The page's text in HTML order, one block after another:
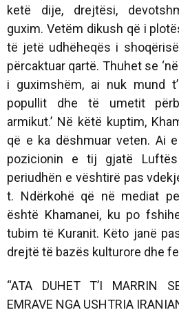
ketë dije, drejtësi,
guxim. Vetëm dikush që i
të jetë udhëheqës i
përcaktuar qartë. Thuhet se
i guximshëm, ai nuk mund
popullit dhe të umetit
armikut.’ Në këtë kuptim,
që e ka dëshmuar veten. Ai
pozicionin e tij gjatë
periudhën e vështirë pas
t. Ndërkohë që në mediat
është Khamanei, ku po
tubim të Kuranit. Këto janë
drejtë të bazës kulturore dhe
“ATA DUHET T’I MARRIN
EMRAVE NGA USHTRIA